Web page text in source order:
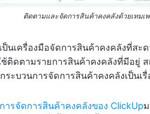
ติดตามและจัดการสินค้าคงคลังด้วยเทมเ
ป็นเครื่องมือจัดการสินค้าคงคลังที่ส
ติดตามรายการสินค้าคงคลังที่มีอยู่
ระบวนการจัดการสินค้าคงคลังเป็นเรื่
ารจัดการสินค้าคงคลังของ ClickUp